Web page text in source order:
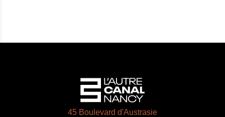
45 Boulevard d'Austrasie